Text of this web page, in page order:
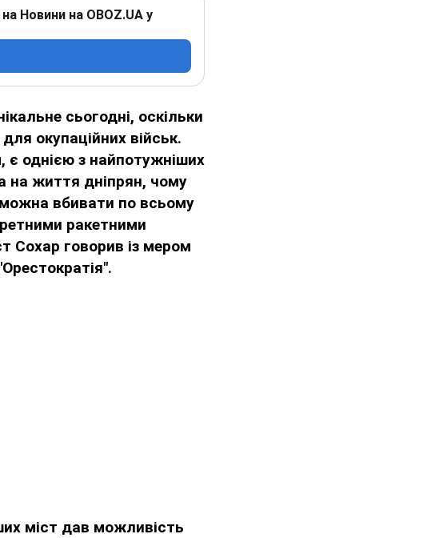
Новини на OBOZ.UA у
сьогодні, оскільки
окупаційних військ.
є однією з найпотужніших
на життя дніпрян, чому
можна вбивати по всьому
ракетними
Сохар говорив із мером
міст дав можливість